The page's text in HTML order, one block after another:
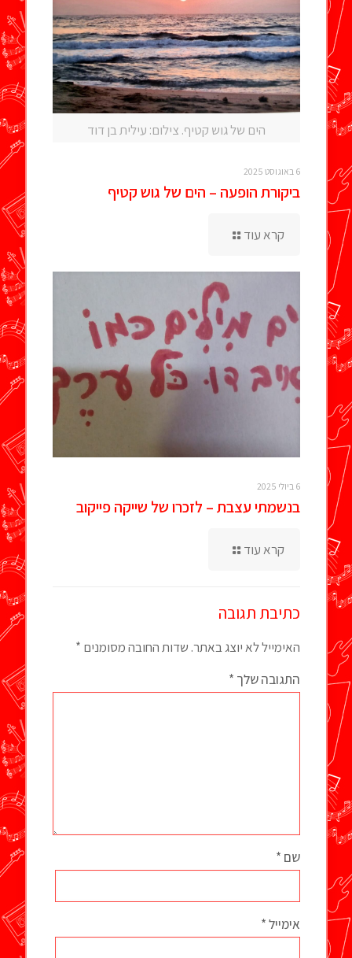
הים של גוש קטיף. צילום: עילית בן דוד
6 באוגוסט 2025
ביקורת הופעה – הים של גוש קטיף
קרא עוד
6 ביולי 2025
בנשמתי עצבת – לזכרו של שייקה פייקוב
קרא עוד
כתיבת תגובה
האימייל לא יוצג באתר. שדות החובה מסומנים *
התגובה שלך *
שם *
אימייל*